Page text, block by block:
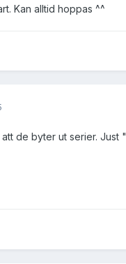
Kan alltid hoppas ^^
de byter ut serier. Just